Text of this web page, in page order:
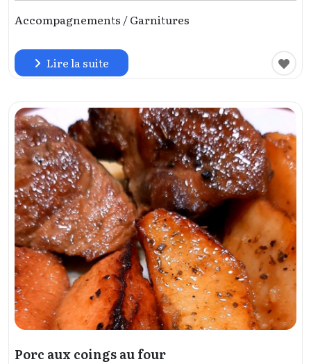
Accompagnements / Garnitures
Lire la suite
Porc aux coings au four